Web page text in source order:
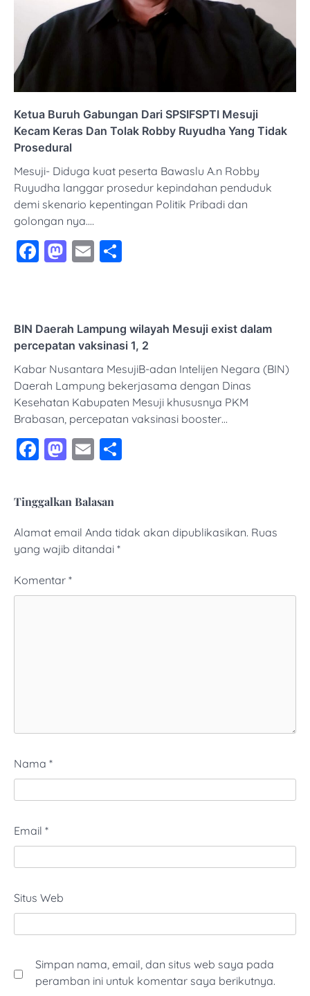
Ketua Buruh Gabungan Dari SPSIFSPTI Mesuji
Kecam Keras Dan Tolak Robby Ruyudha Yang Tidak
Prosedural
Mesuji- Diduga kuat peserta Bawaslu A.n Robby
Ruyudha langgar prosedur kepindahan penduduk
demi skenario kepentingan Politik Pribadi dan
golongan nya.…
Facebook
Mastodon
Email
BIN Daerah Lampung wilayah Mesuji exist dalam
percepatan vaksinasi 1, 2
Kabar Nusantara MesujiB-adan Intelijen Negara (BIN)
Daerah Lampung bekerjasama dengan Dinas
Kesehatan Kabupaten Mesuji khususnya PKM
Brabasan, percepatan vaksinasi booster…
Facebook
Mastodon
Email
Tinggalkan Balasan
Alamat email Anda tidak akan dipublikasikan. Ruas
yang wajib ditandai *
Komentar *
Nama *
Email *
Situs Web
Simpan nama, email, dan situs web saya pada
peramban ini untuk komentar saya berikutnya.